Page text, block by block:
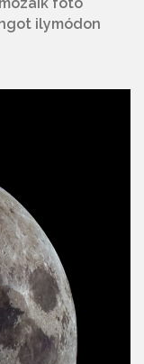
ilymódon